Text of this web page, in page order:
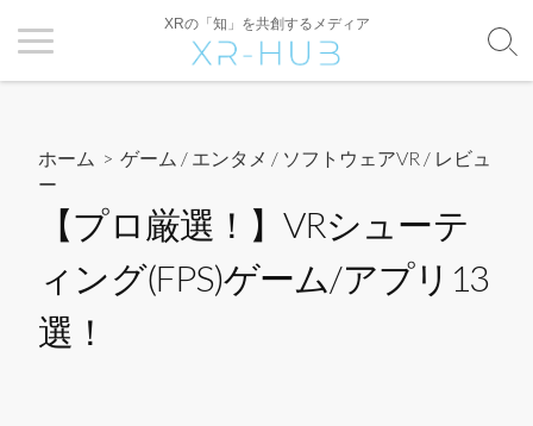
XRの「知」を共創するメディア
ホーム >ゲーム / エンタメ / ソフトウェアVR / レビュ
ー
【プロ厳選！】VRシューテ
ィング(FPS)ゲーム/アプリ13
選！